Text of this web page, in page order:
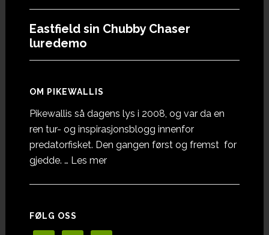
Eastfield sin Chubby Chaser
luredemo
OM PIKEWALLIS
Pikewallis så dagens lys i 2008, og var da en
ren tur- og inspirasjonsblogg innenfor
predatorfisket. Den gangen først og fremst for
gjedde. … Les meromOm
FØLG OSS